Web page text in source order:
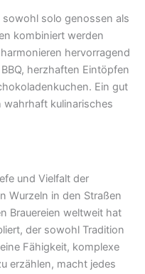
sowohl solo genossen als
kombiniert werden
hervorragend
herzhaften Eintöpfen
Ein gut
wahrhaft kulinarisches
und Vielfalt der
Wurzeln in den Straßen
Brauereien weltweit hat
der sowohl Tradition
Fähigkeit, komplexe
erzählen, macht jedes